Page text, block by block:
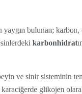
yaygın bulunan;
karbonhidrat
ve sinir sisteminin
karaciğerde glikojen